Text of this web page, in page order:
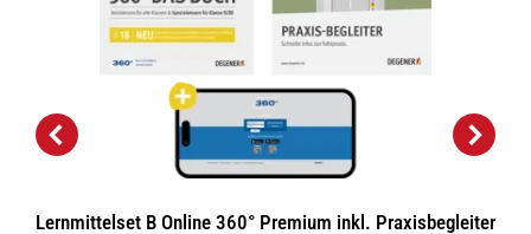
Lernmittelset B Online 360° Premium inkl. Praxisbegleiter